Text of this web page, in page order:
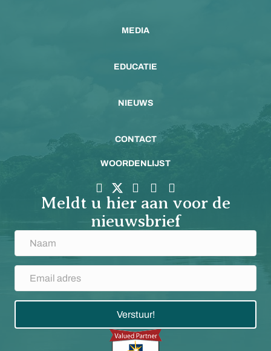
MEDIA
EDUCATIE
NIEUWS
CONTACT
WOORDENLIJST
Meldt u hier aan voor de
nieuwsbrief
Verstuur!